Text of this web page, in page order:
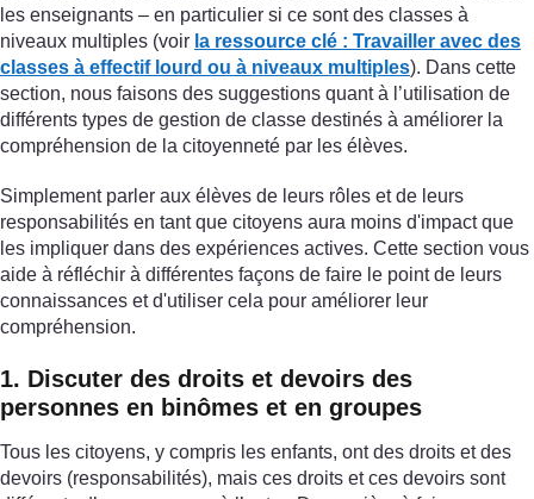
les enseignants – en particulier si ce sont des classes à
niveaux multiples (voir la ressource clé : Travailler avec des
classes à effectif lourd ou à niveaux multiples). Dans cette
section, nous faisons des suggestions quant à l’utilisation de
différents types de gestion de classe destinés à améliorer la
compréhension de la citoyenneté par les élèves.
Simplement parler aux élèves de leurs rôles et de leurs
responsabilités en tant que citoyens aura moins d'impact que
les impliquer dans des expériences actives. Cette section vous
aide à réfléchir à différentes façons de faire le point de leurs
connaissances et d'utiliser cela pour améliorer leur
compréhension.
1. Discuter des droits et devoirs des
personnes en binômes et en groupes
Tous les citoyens, y compris les enfants, ont des droits et des
devoirs (responsabilités), mais ces droits et ces devoirs sont